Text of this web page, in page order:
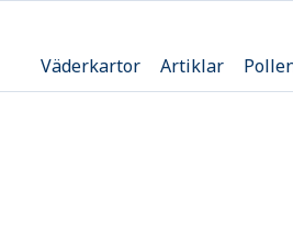
Väderkartor Artiklar